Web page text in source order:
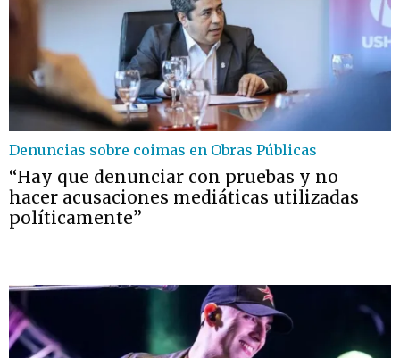
Denuncias sobre coimas en Obras Públicas
“Hay que denunciar con pruebas y no
hacer acusaciones mediáticas utilizadas
políticamente”